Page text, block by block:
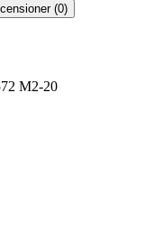
(0)
M2-20